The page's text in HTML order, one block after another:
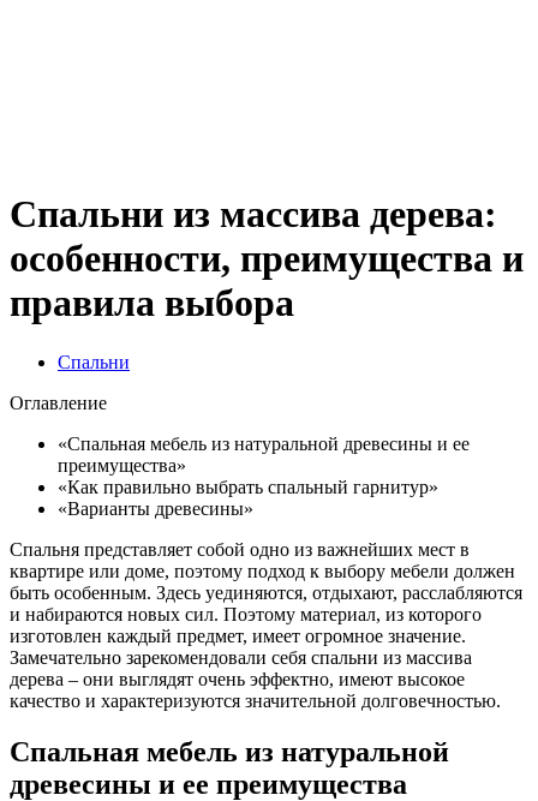
Спальни из массива дерева:
особенности, преимущества и
правила выбора
Спальни
Оглавление
«Спальная мебель из натуральной древесины и ее
преимущества»
«Как правильно выбрать спальный гарнитур»
«Варианты древесины»
Спальня представляет собой одно из важнейших мест в
квартире или доме, поэтому подход к выбору мебели должен
быть особенным. Здесь уединяются, отдыхают, расслабляются
и набираются новых сил. Поэтому материал, из которого
изготовлен каждый предмет, имеет огромное значение.
Замечательно зарекомендовали себя спальни из массива
дерева – они выглядят очень эффектно, имеют высокое
качество и характеризуются значительной долговечностью.
Спальная мебель из натуральной
древесины и ее преимущества